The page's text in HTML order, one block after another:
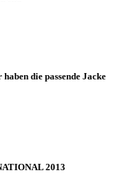
die passende Jacke
2013